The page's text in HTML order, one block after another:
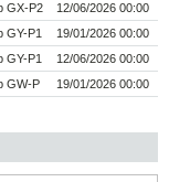
GX-P2
12/06/2026 00:00
GY-P1
19/01/2026 00:00
GY-P1
12/06/2026 00:00
GW-P 19/01/2026 00:00